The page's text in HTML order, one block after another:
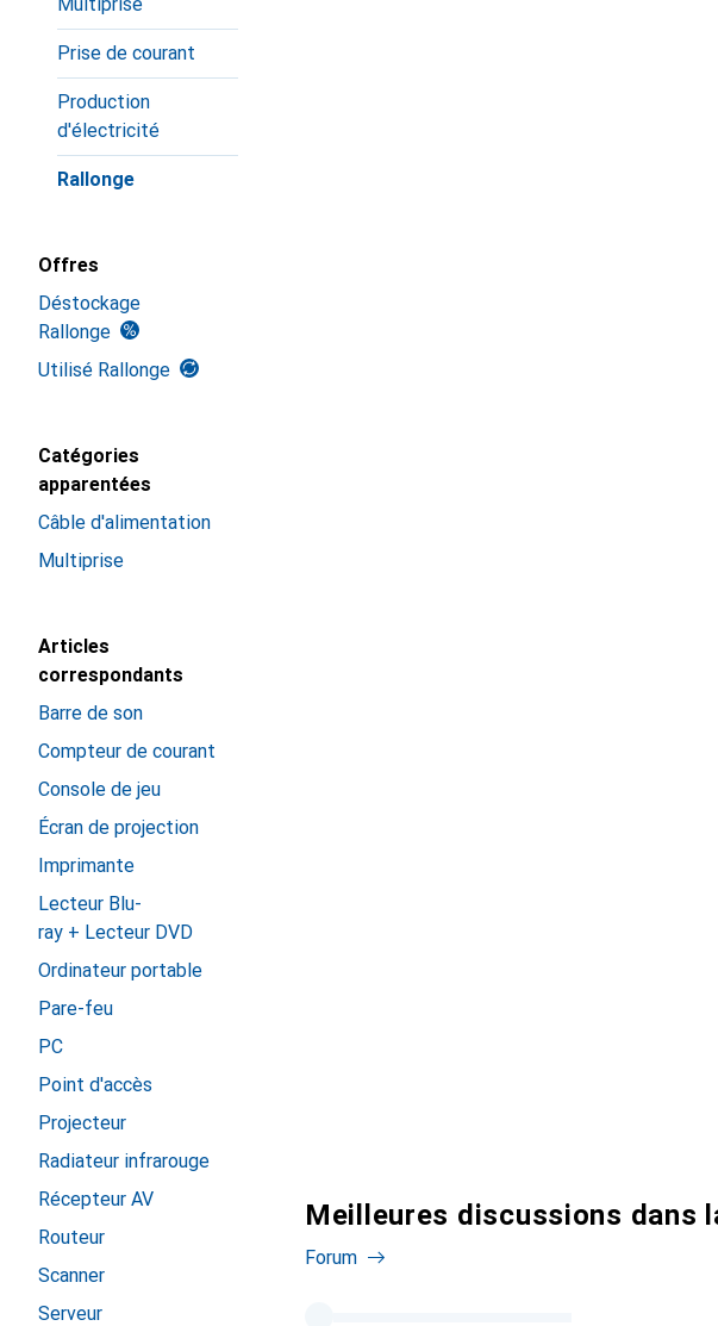
Prise de courant
Production
d'électricité
Rallonge
Offres
Déstockage
Rallonge
Utilisé Rallonge
Catégories
apparentées
Câble d'alimentation
Multiprise
Articles
correspondants
Barre de son
Compteur de courant
Console de jeu
Écran de projection
Imprimante
Lecteur Blu-
ray + Lecteur DVD
Ordinateur portable
Pare-feu
PC
Point d'accès
Projecteur
Radiateur infrarouge
Récepteur AV
Routeur
Scanner
Serveur
Meilleures discussions dans
Forum